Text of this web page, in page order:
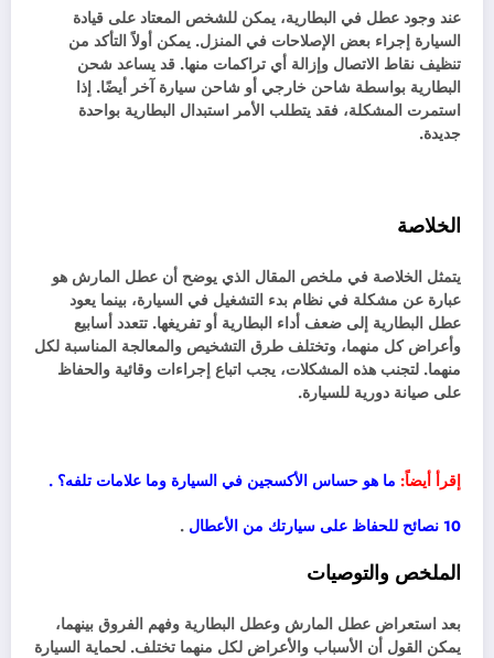
عند وجود عطل في البطارية، يمكن للشخص المعتاد على قيادة
السيارة إجراء بعض الإصلاحات في المنزل. يمكن أولاً التأكد من
تنظيف نقاط الاتصال وإزالة أي تراكمات منها. قد يساعد شحن
البطارية بواسطة شاحن خارجي أو شاحن سيارة آخر أيضًا. إذا
استمرت المشكلة، فقد يتطلب الأمر استبدال البطارية بواحدة
جديدة.
الخلاصة
يتمثل الخلاصة في ملخص المقال الذي يوضح أن عطل المارش هو
عبارة عن مشكلة في نظام بدء التشغيل في السيارة، بينما يعود
عطل البطارية إلى ضعف أداء البطارية أو تفريغها. تتعدد أسابيع
وأعراض كل منهما، وتختلف طرق التشخيص والمعالجة المناسبة لكل
منهما. لتجنب هذه المشكلات، يجب اتباع إجراءات وقائية والحفاظ
على صيانة دورية للسيارة.
إقرأ أيضاً: ما هو حساس الأكسجين في السيارة وما علامات تلفه؟ .
10 نصائح للحفاظ على سيارتك من الأعطال .
الملخص والتوصيات
بعد استعراض عطل المارش وعطل البطارية وفهم الفروق بينهما،
يمكن القول أن الأسباب والأعراض لكل منهما تختلف. لحماية السيارة